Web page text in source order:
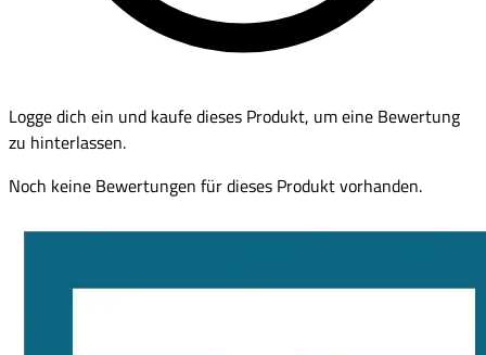
Logge dich ein und kaufe dieses Produkt, um eine Bewertung
zu hinterlassen.
Noch keine Bewertungen für dieses Produkt vorhanden.